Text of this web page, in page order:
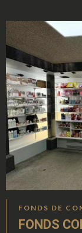
FONDS DE
FONDS